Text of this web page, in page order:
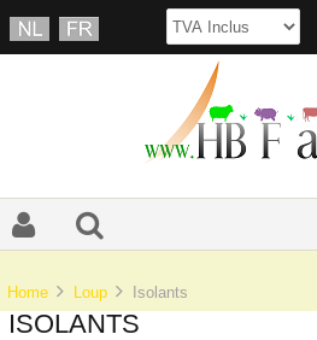
Home Loup Isolants
ISOLANTS